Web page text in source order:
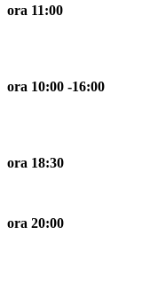
ora 11:00
ora 10:00 -16:00
ora 18:30
ora 20:00